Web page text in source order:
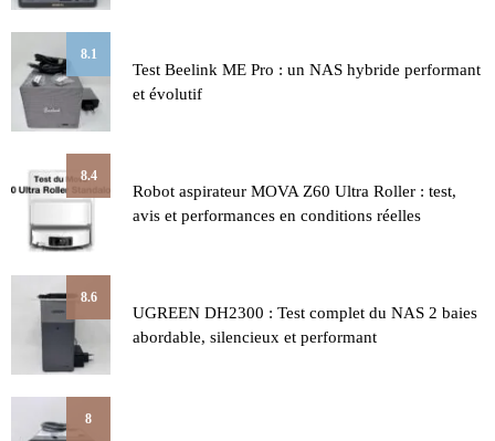
8.1
Test Beelink ME Pro : un NAS hybride performant
et évolutif
8.4
Robot aspirateur MOVA Z60 Ultra Roller : test,
avis et performances en conditions réelles
8.6
UGREEN DH2300 : Test complet du NAS 2 baies
abordable, silencieux et performant
8